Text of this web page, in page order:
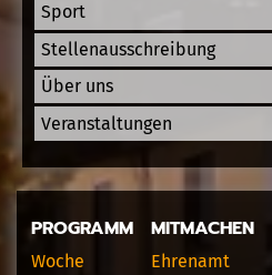
Sport
Stellenausschreibung
Über uns
Veranstaltungen
PROGRAMM
Woche
MITMACHEN
Ehrenamt